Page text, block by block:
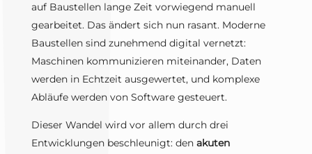
auf Baustellen lange Zeit vorwiegend manuell
gearbeitet. Das ändert sich nun rasant. Moderne
Baustellen sind zunehmend digital vernetzt:
Maschinen kommunizieren miteinander, Daten
werden in Echtzeit ausgewertet, und komplexe
Abläufe werden von Software gesteuert.
Dieser Wandel wird vor allem durch drei
Entwicklungen beschleunigt: den akuten